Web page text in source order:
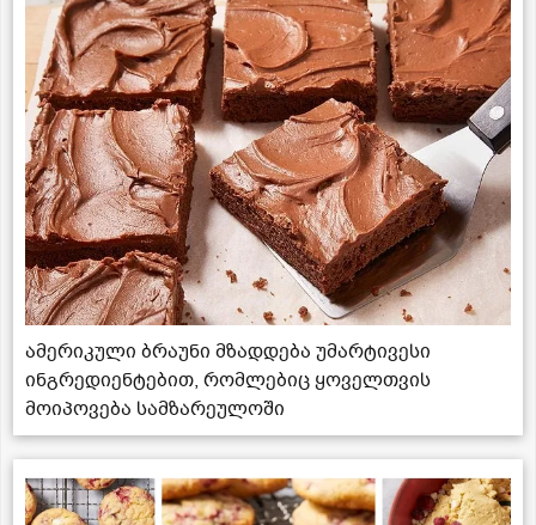
ამერიკული ბრაუნი მზადდება უმარტივესი
ინგრედიენტებით, რომლებიც ყოველთვის
მოიპოვება სამზარეულოში